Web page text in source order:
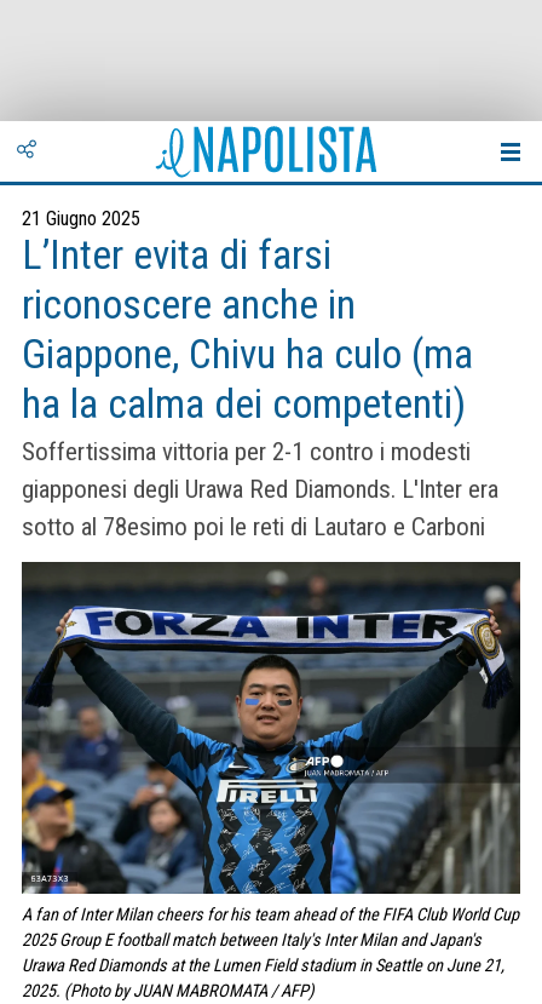
21 Giugno 2025
L’Inter evita di farsi
riconoscere anche in
Giappone, Chivu ha culo (ma
ha la calma dei competenti)
Soffertissima vittoria per 2-1 contro i modesti
giapponesi degli Urawa Red Diamonds. L'Inter era
sotto al 78esimo poi le reti di Lautaro e Carboni
A fan of Inter Milan cheers for his team ahead of the FIFA Club World Cup
2025 Group E football match between Italy's Inter Milan and Japan's
Urawa Red Diamonds at the Lumen Field stadium in Seattle on June 21,
2025. (Photo by JUAN MABROMATA / AFP)